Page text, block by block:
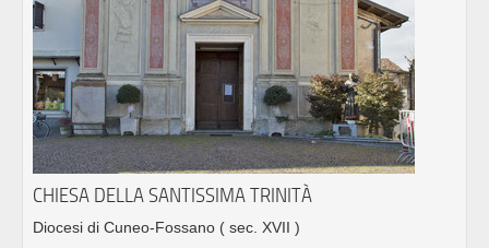
CHIESA DELLA SANTISSIMA TRINITÀ
Diocesi di Cuneo-Fossano ( sec. XVII )